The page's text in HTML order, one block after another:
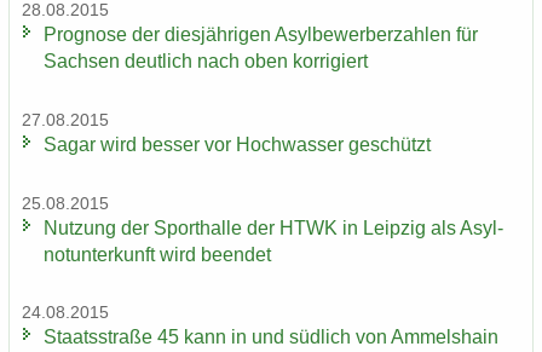
28.08.2015
Pro­gno­se der dies­jäh­ri­gen Asyl­be­wer­ber­zah­len für
Sach­sen deut­lich nach oben kor­ri­giert
27.08.2015
Sagar wird bes­ser vor Hoch­was­ser ge­schützt
25.08.2015
Nut­zung der Sport­hal­le der HTWK in Leip­zig als Asyl­
not­un­ter­kunft wird be­en­det
24.08.2015
Staats­stra­ße 45 kann in und süd­lich von Am­mels­hain